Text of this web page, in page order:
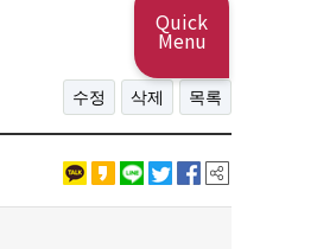
Quick
Menu
수정 삭제 목록